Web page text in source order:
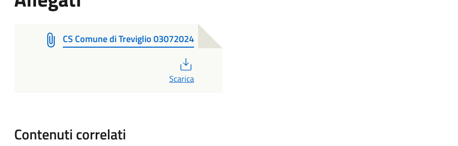
CS Comune di Treviglio 03072024
Scarica
Contenuti correlati